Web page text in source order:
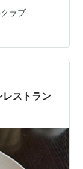
れたのは、
ニュー、フ
は関係ない
ラブ
レストラン